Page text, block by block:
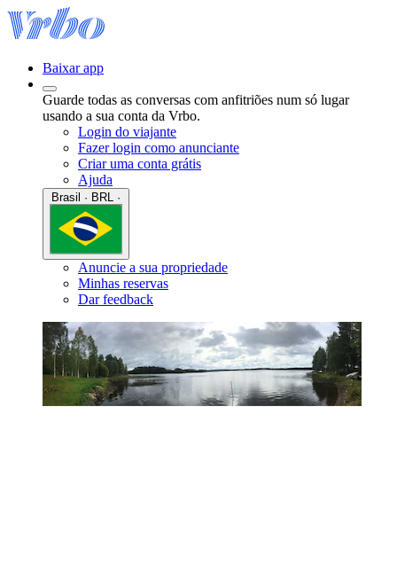
Baixar app
Guarde todas as conversas com anfitriões num só lugar
usando a sua conta da Vrbo.
Login do viajante
Fazer login como anunciante
Criar uma conta grátis
Ajuda
Anuncie a sua propriedade
Minhas reservas
Dar feedback